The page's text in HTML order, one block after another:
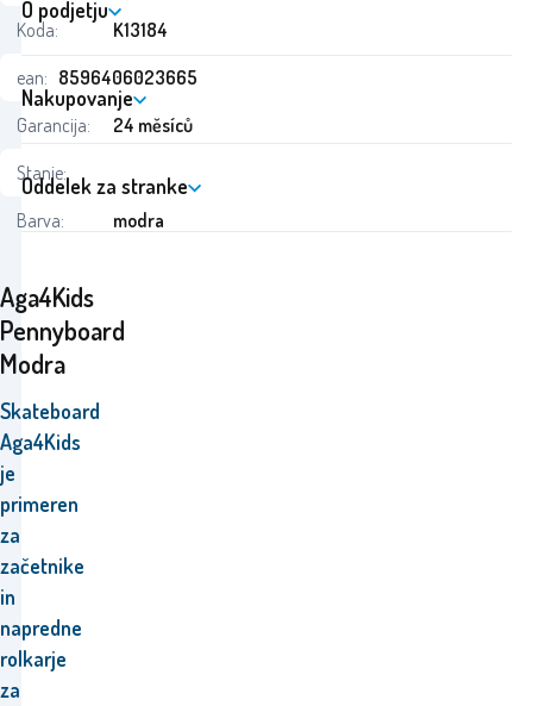
Aga4Kids
Pennyboard
Modra
Skateboard
Aga4Kids
je
primeren
za
začetnike
in
napredne
rolkarje
za
Koda:
K13184
ean: 8596406023665
Garancija:
24 měsíců
Stanje:
Barva:
modra
O podjetju
Nakupovanje
Oddelek za stranke